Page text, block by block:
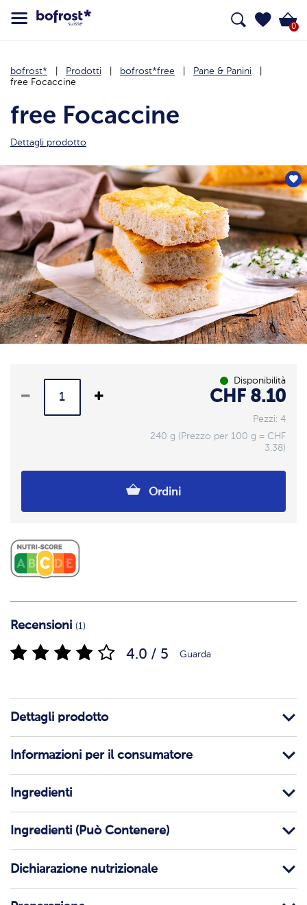
0
bofrost* Prodotti bofrost*free
Pane & Panini
free Focaccine
free Focaccine
Dettagli prodotto
Disponibilità
CHF 8.10
Pezzi: 4
240 g (Prezzo per 100 g = CHF
3.38)
Ordini
Recensioni (1)
4.0 / 5 Guarda
Dettagli prodotto
Informazioni per il consumatore
Ingredienti
Ingredienti (Può Contenere)
Dichiarazione nutrizionale